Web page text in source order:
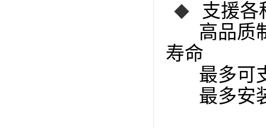
◆ 支援各
高品质制
寿命
最多可
最多安装